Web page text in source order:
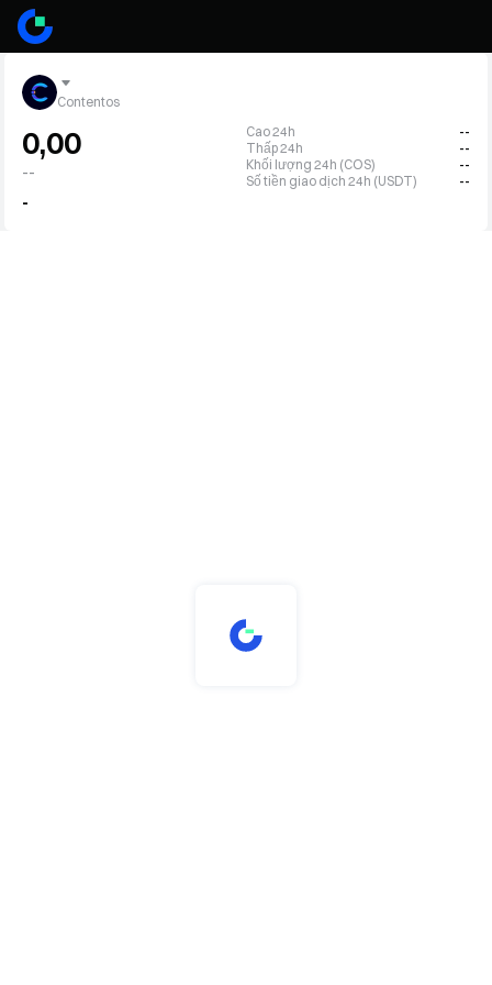
Contentos
0,00
--
-
Cao 24h
--
Thấp 24h
--
Khối lượng 24h (COS)
--
Số tiền giao dịch 24h (USDT)
--